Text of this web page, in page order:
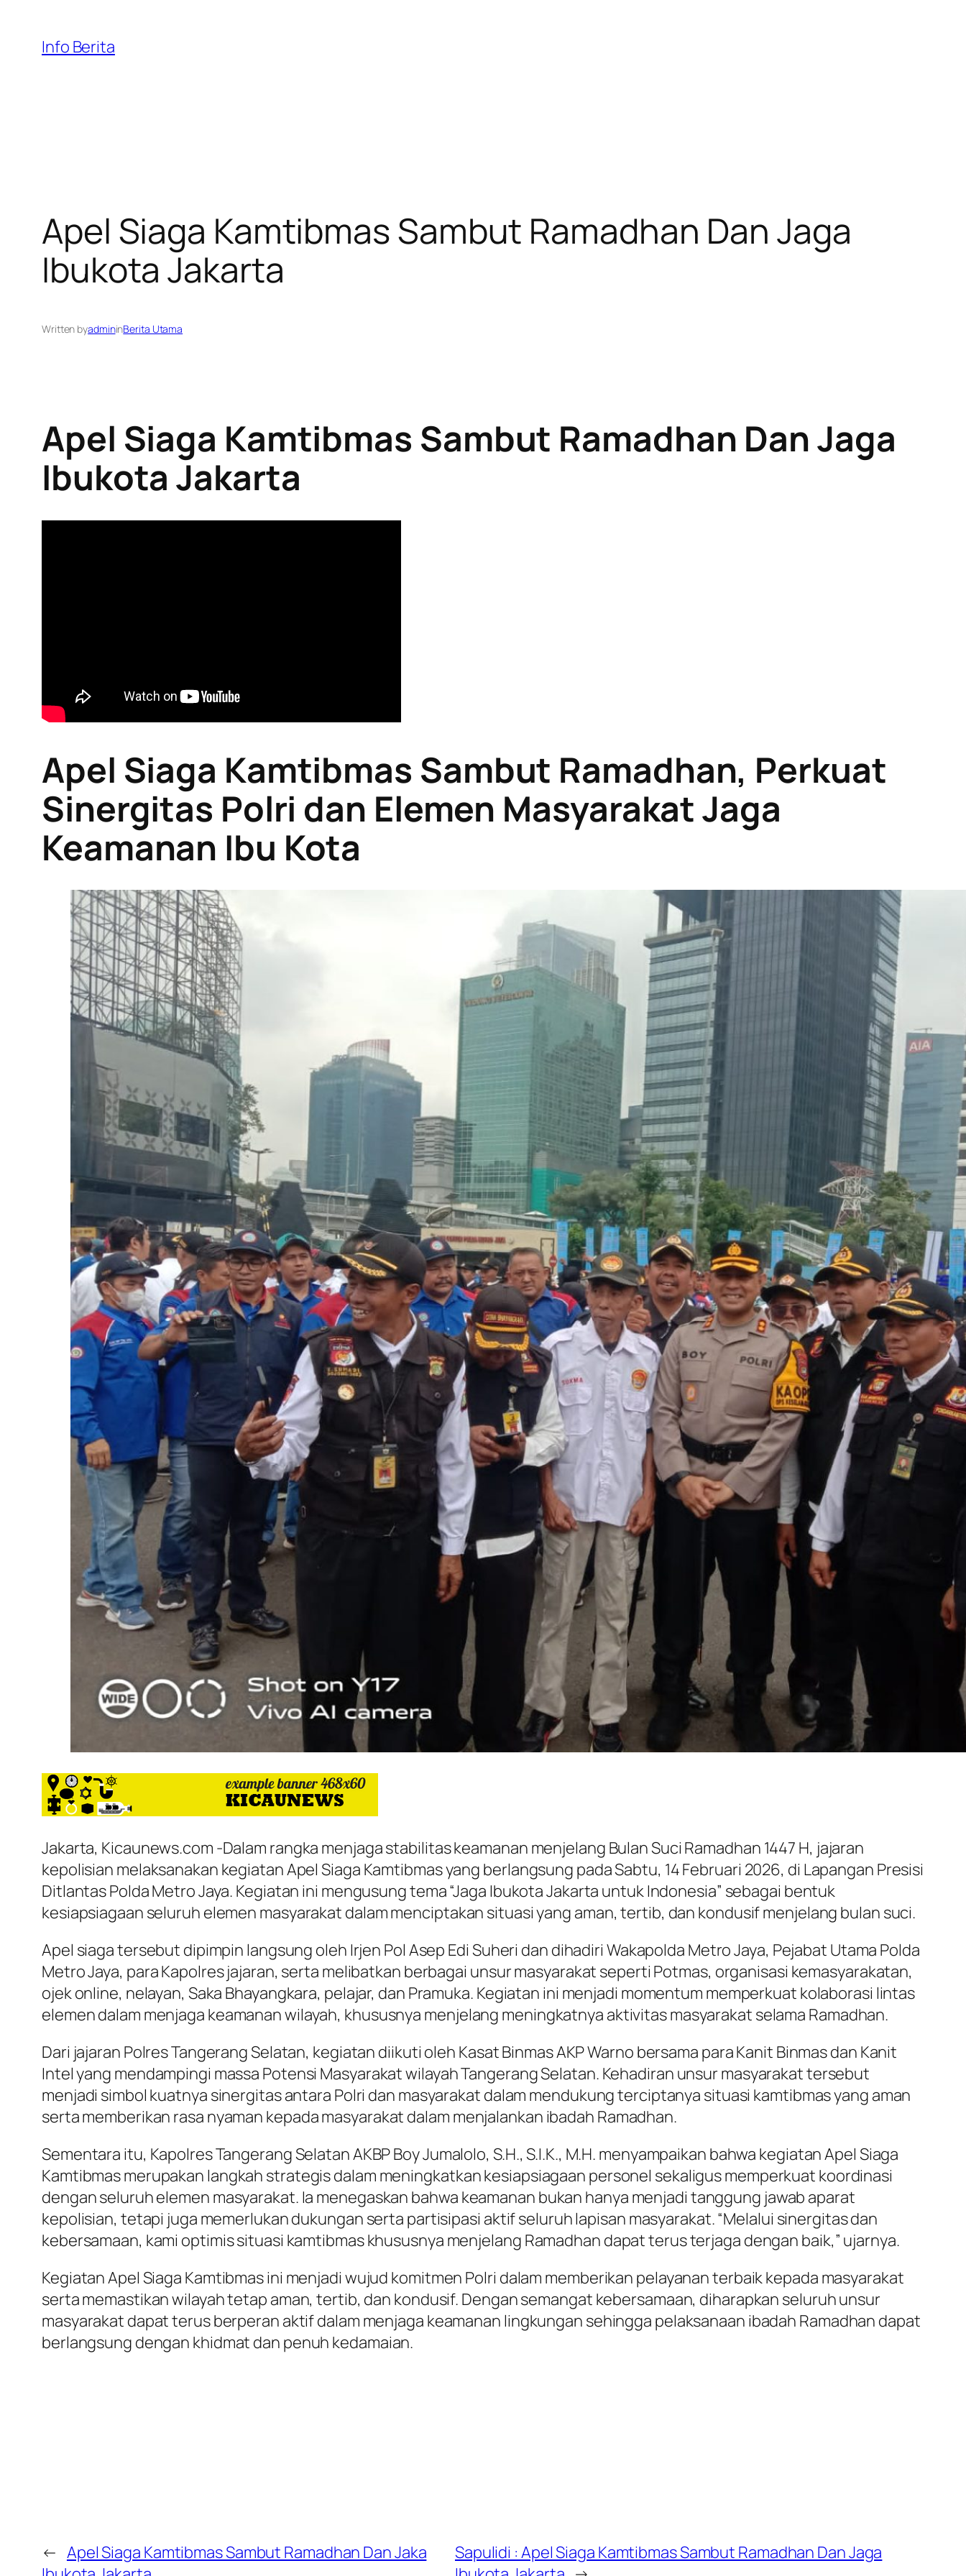
content
Info Berita
Apel Siaga Kamtibmas Sambut Ramadhan Dan Jaga
Ibukota Jakarta
Written byadmininBerita Utama
Apel Siaga Kamtibmas Sambut Ramadhan Dan Jaga
Ibukota Jakarta
Apel Siaga Kamtibmas Sambut Ramadhan, Perkuat
Sinergitas Polri dan Elemen Masyarakat Jaga
Keamanan Ibu Kota
Jakarta, Kicaunews.com -Dalam rangka menjaga stabilitas keamanan menjelang Bulan Suci Ramadhan 1447 H, jajaran
kepolisian melaksanakan kegiatan Apel Siaga Kamtibmas yang berlangsung pada Sabtu, 14 Februari 2026, di Lapangan Presisi
Ditlantas Polda Metro Jaya. Kegiatan ini mengusung tema “Jaga Ibukota Jakarta untuk Indonesia” sebagai bentuk
kesiapsiagaan seluruh elemen masyarakat dalam menciptakan situasi yang aman, tertib, dan kondusif menjelang bulan suci.
Apel siaga tersebut dipimpin langsung oleh Irjen Pol Asep Edi Suheri dan dihadiri Wakapolda Metro Jaya, Pejabat Utama Polda
Metro Jaya, para Kapolres jajaran, serta melibatkan berbagai unsur masyarakat seperti Potmas, organisasi kemasyarakatan,
ojek online, nelayan, Saka Bhayangkara, pelajar, dan Pramuka. Kegiatan ini menjadi momentum memperkuat kolaborasi lintas
elemen dalam menjaga keamanan wilayah, khususnya menjelang meningkatnya aktivitas masyarakat selama Ramadhan.
Dari jajaran Polres Tangerang Selatan, kegiatan diikuti oleh Kasat Binmas AKP Warno bersama para Kanit Binmas dan Kanit
Intel yang mendampingi massa Potensi Masyarakat wilayah Tangerang Selatan. Kehadiran unsur masyarakat tersebut
menjadi simbol kuatnya sinergitas antara Polri dan masyarakat dalam mendukung terciptanya situasi kamtibmas yang aman
serta memberikan rasa nyaman kepada masyarakat dalam menjalankan ibadah Ramadhan.
Sementara itu, Kapolres Tangerang Selatan AKBP Boy Jumalolo, S.H., S.I.K., M.H. menyampaikan bahwa kegiatan Apel Siaga
Kamtibmas merupakan langkah strategis dalam meningkatkan kesiapsiagaan personel sekaligus memperkuat koordinasi
dengan seluruh elemen masyarakat. Ia menegaskan bahwa keamanan bukan hanya menjadi tanggung jawab aparat
kepolisian, tetapi juga memerlukan dukungan serta partisipasi aktif seluruh lapisan masyarakat. “Melalui sinergitas dan
kebersamaan, kami optimis situasi kamtibmas khususnya menjelang Ramadhan dapat terus terjaga dengan baik,” ujarnya.
Kegiatan Apel Siaga Kamtibmas ini menjadi wujud komitmen Polri dalam memberikan pelayanan terbaik kepada masyarakat
serta memastikan wilayah tetap aman, tertib, dan kondusif. Dengan semangat kebersamaan, diharapkan seluruh unsur
masyarakat dapat terus berperan aktif dalam menjaga keamanan lingkungan sehingga pelaksanaan ibadah Ramadhan dapat
berlangsung dengan khidmat dan penuh kedamaian.
← Apel Siaga Kamtibmas Sambut Ramadhan Dan Jaka
Sapulidi : Apel Siaga Kamtibmas Sambut Ramadhan Dan Jaga